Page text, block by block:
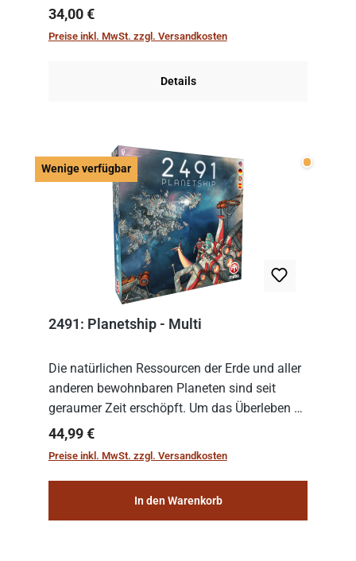
einfachen Regeln. Um es zu spielen, muss es
immer mit einem Themenset ergänzt werden.
Regulärer Preis:
34,00 €
Preise inkl. MwSt. zzgl. Versandkosten
Details
Wenige verfügbar Wenige
2491: Planetship - Multi
Die natürlichen Ressourcen der Erde und aller
anderen bewohnbaren Planeten sind seit
geraumer Zeit erschöpft. Um das Überleben zu
sichern, wurden die sogenannten
„Weltenschiffe“ gebaut. Auf diesen
Regulärer Preis:
44,99 €
Preise inkl. MwSt. zzgl. Versandkosten
In den Warenkorb